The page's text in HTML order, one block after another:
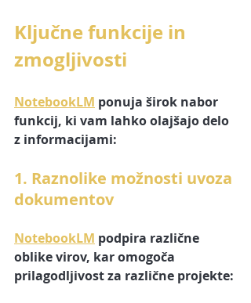
Ključne funkcije in
zmogljivosti
NotebookLM ponuja širok nabor
funkcij, ki vam lahko olajšajo delo
z informacijami:
1. Raznolike možnosti uvoza
dokumentov
NotebookLM podpira različne
oblike virov, kar omogoča
prilagodljivost za različne projekte: